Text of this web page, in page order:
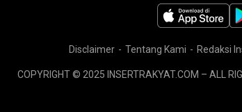
Disclaimer Tentang Kami Redaksi
COPYRIGHT © 2025 INSERTRAKYAT.COM – ALL